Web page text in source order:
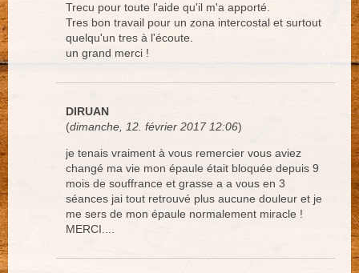
Trecu pour toute l'aide qu'il m'a apporté.
Tres bon travail pour un zona intercostal et surtout
quelqu'un tres à l'écoute.
un grand merci !
DIRUAN
(dimanche, 12. février 2017 12:06)
je tenais vraiment à vous remercier vous aviez
changé ma vie mon épaule était bloquée depuis 9
mois de souffrance et grasse a a vous en 3
séances jai tout retrouvé plus aucune douleur et je
me sers de mon épaule normalement miracle !
MERCI....